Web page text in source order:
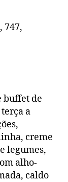
747,
buffet de
terça a
creme
legumes,
alho-
caldo